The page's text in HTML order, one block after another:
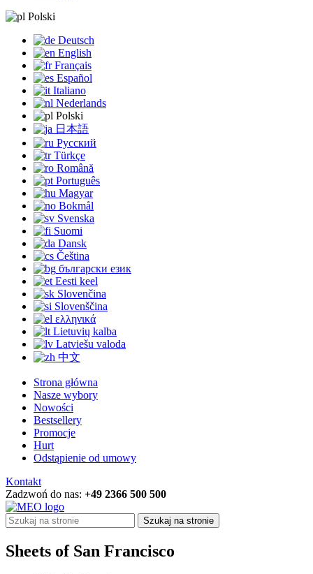
Polski
Deutsch
English
Français
Español
Italiano
Nederlands
Polski
日本語
Русский
Türkçe
Română
Português
Magyar
Bokmål
Svenska
Suomi
Dansk
Čeština
български език
Eesti keel
Slovenčina
Slovenščina
ελληνικά
Lietuvių kalba
Latviešu valoda
中文
Strona główna
Nasze wybory
Nowości
Bestsellery
Promocje
Hurt
Odstąpienie od umowy
Kontakt
Zadzwoń do nas: +49 2366 500 500
Szukaj na stronie
Sheets of San Francisco